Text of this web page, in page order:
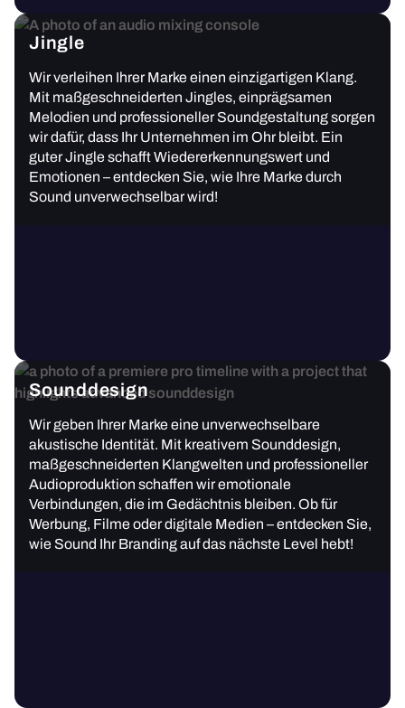
Jingle
Wir verleihen Ihrer Marke einen einzigartigen Klang.
Mit maßgeschneiderten Jingles, einprägsamen
Melodien und professioneller Soundgestaltung sorgen
wir dafür, dass Ihr Unternehmen im Ohr bleibt. Ein
guter Jingle schafft Wiedererkennungswert und
Emotionen – entdecken Sie, wie Ihre Marke durch
Sound unverwechselbar wird!
Sounddesign
Wir geben Ihrer Marke eine unverwechselbare
akustische Identität. Mit kreativem Sounddesign,
maßgeschneiderten Klangwelten und professioneller
Audioproduktion schaffen wir emotionale
Verbindungen, die im Gedächtnis bleiben. Ob für
Werbung, Filme oder digitale Medien – entdecken Sie,
wie Sound Ihr Branding auf das nächste Level hebt!